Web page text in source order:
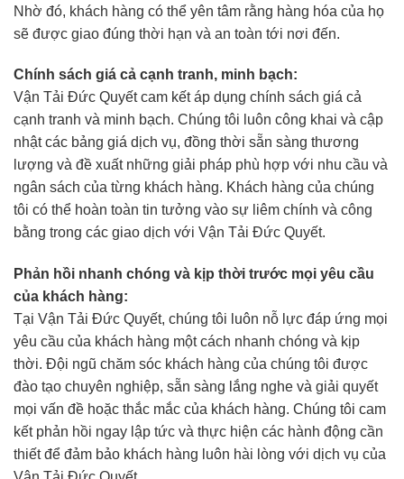
Nhờ đó, khách hàng có thể yên tâm rằng hàng hóa của họ
sẽ được giao đúng thời hạn và an toàn tới nơi đến.
Chính sách giá cả cạnh tranh, minh bạch:
Vận Tải Đức Quyết cam kết áp dụng chính sách giá cả
cạnh tranh và minh bạch. Chúng tôi luôn công khai và cập
nhật các bảng giá dịch vụ, đồng thời sẵn sàng thương
lượng và đề xuất những giải pháp phù hợp với nhu cầu và
ngân sách của từng khách hàng. Khách hàng của chúng
tôi có thể hoàn toàn tin tưởng vào sự liêm chính và công
bằng trong các giao dịch với Vận Tải Đức Quyết.
Phản hồi nhanh chóng và kịp thời trước mọi yêu cầu
của khách hàng:
Tại Vận Tải Đức Quyết, chúng tôi luôn nỗ lực đáp ứng mọi
yêu cầu của khách hàng một cách nhanh chóng và kịp
thời. Đội ngũ chăm sóc khách hàng của chúng tôi được
đào tạo chuyên nghiệp, sẵn sàng lắng nghe và giải quyết
mọi vấn đề hoặc thắc mắc của khách hàng. Chúng tôi cam
kết phản hồi ngay lập tức và thực hiện các hành động cần
thiết để đảm bảo khách hàng luôn hài lòng với dịch vụ của